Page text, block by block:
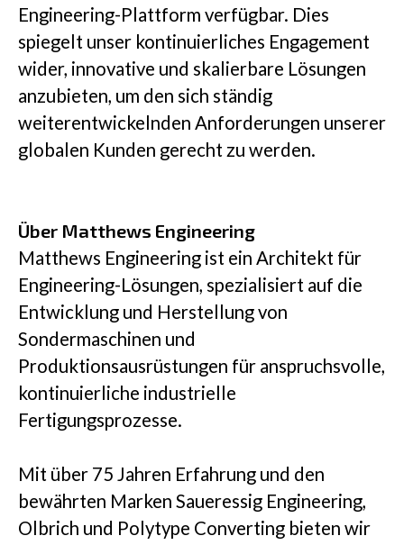
Engineering-Plattform verfügbar. Dies
spiegelt unser kontinuierliches Engagement
wider, innovative und skalierbare Lösungen
anzubieten, um den sich ständig
weiterentwickelnden Anforderungen unserer
globalen Kunden gerecht zu werden.
Über Matthews Engineering
Matthews Engineering ist ein Architekt für
Engineering-Lösungen, spezialisiert auf die
Entwicklung und Herstellung von
Sondermaschinen und
Produktionsausrüstungen für anspruchsvolle,
kontinuierliche industrielle
Fertigungsprozesse.
Mit über 75 Jahren Erfahrung und den
bewährten Marken Saueressig Engineering,
Olbrich und Polytype Converting bieten wir